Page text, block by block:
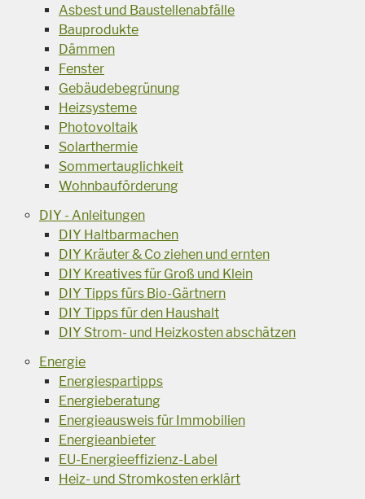
Asbest und Baustellenabfälle
Bauprodukte
Dämmen
Fenster
Gebäudebegrünung
Heizsysteme
Photovoltaik
Solarthermie
Sommertauglichkeit
Wohnbauförderung
DIY - Anleitungen
DIY Haltbarmachen
DIY Kräuter & Co ziehen und ernten
DIY Kreatives für Groß und Klein
DIY Tipps fürs Bio-Gärtnern
DIY Tipps für den Haushalt
DIY Strom- und Heizkosten abschätzen
Energie
Energiespartipps
Energieberatung
Energieausweis für Immobilien
Energieanbieter
EU-Energieeffizienz-Label
Heiz- und Stromkosten erklärt